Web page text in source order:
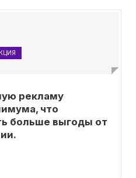
рекламу
что
больше выгоды от